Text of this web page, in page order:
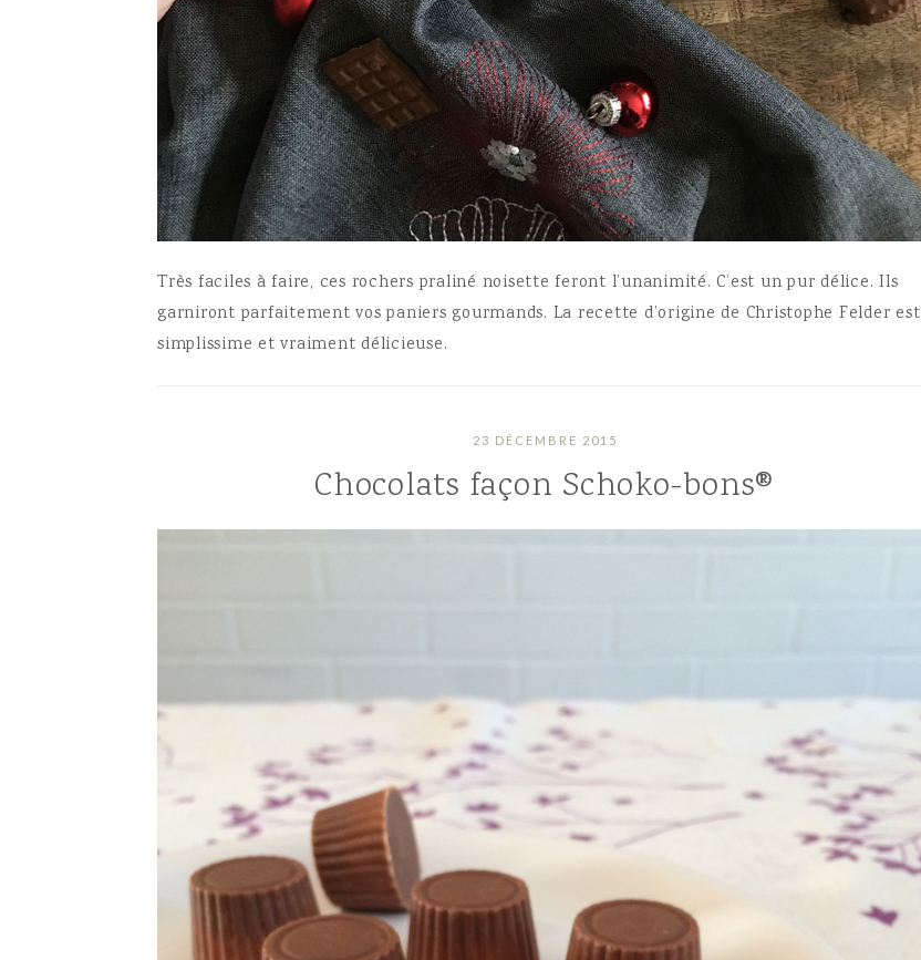
Très faciles à faire, ces rochers praliné noisette feront l’unanimité. C’est un pur délice. Ils
garniront parfaitement vos paniers gourmands. La recette d’origine de Christophe Felder est
simplissime et vraiment délicieuse.
23 DÉCEMBRE 2015
Chocolats façon Schoko-bons®